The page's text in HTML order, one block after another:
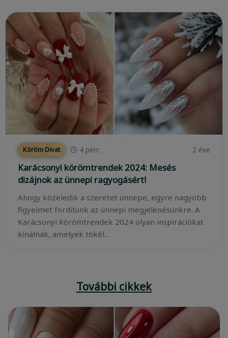
Köröm Divat 4 perc 2 éve
Karácsonyi körömtrendek 2024: Mesés
dizájnok az ünnepi ragyogásért!
Ahogy közeledik a szeretet ünnepe, egyre nagyobb
figyelmet fordítunk az ünnepi megjelenésünkre. A
Karácsonyi körömtrendek 2024 olyan inspirációkat
kínálnak, amelyek tökél...
További cikkek